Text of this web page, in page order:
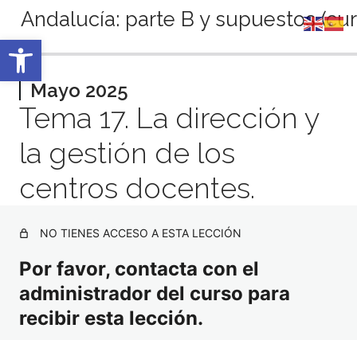
Abrir barra de herramientas
Andalucía: parte B y supuestos
Septiembre 2024
2 lecciones
Octubre 2024
2 lecciones
Noviembre 2024
3 lecciones
Diciembre 2024
3 lecciones
Enero 2025
3 lecciones
Febrero 2025
3 lecciones
Marzo 2025
Mayo 2025
Tema 17. La dirección y
la gestión de los
centros docentes.
NO TIENES ACCESO A ESTA LECCIÓN
Por favor, contacta con el
administrador del curso para
recibir esta lección.
Anterior